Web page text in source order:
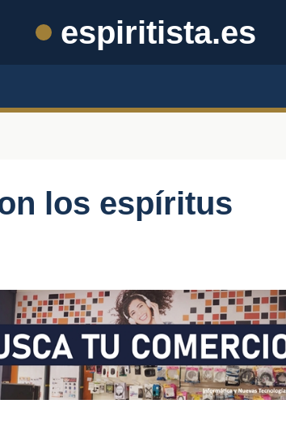
espiritista.es
los espíritus